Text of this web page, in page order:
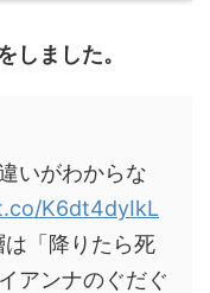
ました。
いがわからな
K6dt4dyIkL
「降りたら死
アンナのぐだぐ